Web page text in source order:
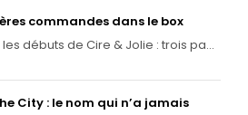
commandes dans le box
débuts de Cire & Jolie : trois pa...
City : le nom qui n’a jamais